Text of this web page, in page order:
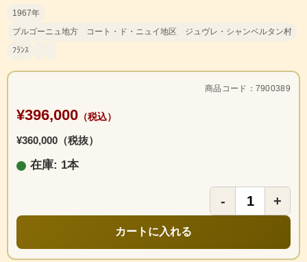
1967年
ブルゴーニュ地方 コート・ド・ニュイ地区 ジュヴレ・シャンベルタン村
ﾌﾗﾝｽ
商品コード：7900389
¥396,000 （税込）
¥360,000（税抜）
在庫: 1本
- +
カートに入れる